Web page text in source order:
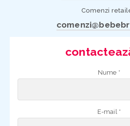
Comenzi
Nume *
E-mail *